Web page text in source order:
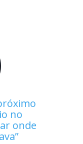
no
onde